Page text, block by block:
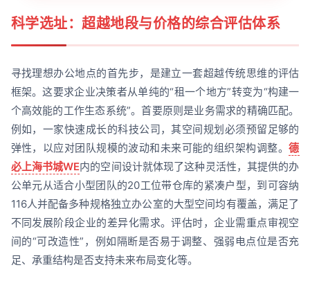
科学选址：超越地段与价格的综合评估体系
寻找理想办公地点的首先步，是建立一套超越传统思维的评估
框架。这要求企业决策者从单纯的“租一个地方”转变为“构建一
个高效能的工作生态系统”。首要原则是业务需求的精确匹配。
例如，一家快速成长的科技公司，其空间规划必须预留足够的
弹性，以应对团队规模的波动和未来可能的组织架构调整。德
必上海书城WE内的空间设计就体现了这种灵活性，其提供的办
公单元从适合小型团队的20工位带仓库的紧凑户型，到可容纳
116人并配备多种规格独立办公室的大型空间均有覆盖，满足了
不同发展阶段企业的差异化需求。评估时，企业需重点审视空
间的“可改造性”，例如隔断是否易于调整、强弱电点位是否充
足、承重结构是否支持未来布局变化等。